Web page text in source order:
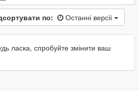
по: Останні версії
ласка, спробуйте змінити ваш